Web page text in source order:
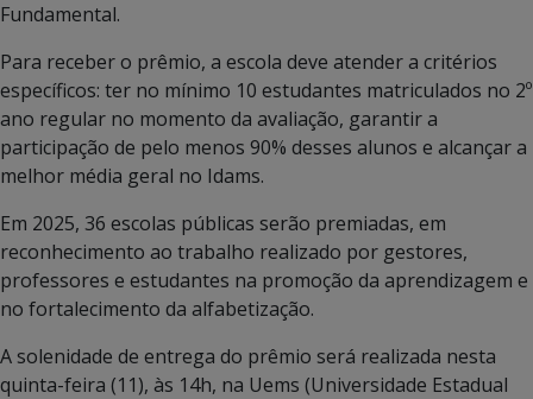
Fundamental.
Para receber o prêmio, a escola deve atender a critérios
específicos: ter no mínimo 10 estudantes matriculados no 2º
ano regular no momento da avaliação, garantir a
participação de pelo menos 90% desses alunos e alcançar a
melhor média geral no Idams.
Em 2025, 36 escolas públicas serão premiadas, em
reconhecimento ao trabalho realizado por gestores,
professores e estudantes na promoção da aprendizagem e
no fortalecimento da alfabetização.
A solenidade de entrega do prêmio será realizada nesta
quinta-feira (11), às 14h, na Uems (Universidade Estadual